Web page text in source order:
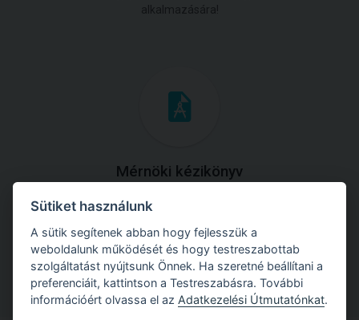
alkalmazására!
Mérnöki kézikönyv
Töltse le útmutatónkat az összes elméleti anyaggal és
gyakorlati példával!
Sütiket használunk
A sütik segítenek abban hogy fejlesszük a
weboldalunk működését és hogy testreszabottab
szolgáltatást nyújtsunk Önnek. Ha szeretné beállítani a
preferenciáit, kattintson a Testreszabásra. További
információért olvassa el az Adatkezelési Útmutatónkat.